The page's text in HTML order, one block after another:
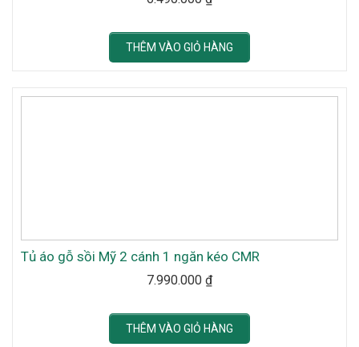
THÊM VÀO GIỎ HÀNG
Tủ áo gỗ sồi Mỹ 2 cánh 1 ngăn kéo CMR
7.990.000 ₫
THÊM VÀO GIỎ HÀNG